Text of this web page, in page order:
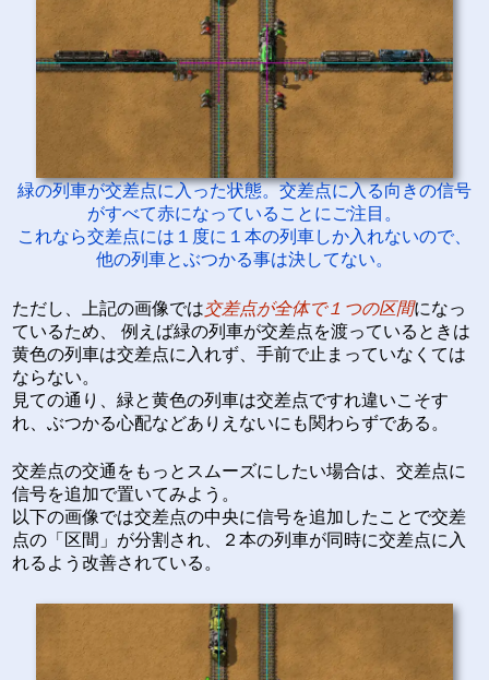
緑の列車が交差点に入った状態。交差点に入る向きの信号
がすべて赤になっていることにご注目。
これなら交差点には１度に１本の列車しか入れないので、
他の列車とぶつかる事は決してない。
ただし、上記の画像では交差点が全体で１つの区間になっ
ているため、 例えば緑の列車が交差点を渡っているときは
黄色の列車は交差点に入れず、手前で止まっていなくては
ならない。
見ての通り、緑と黄色の列車は交差点ですれ違いこそす
れ、ぶつかる心配などありえないにも関わらずである。
交差点の交通をもっとスムーズにしたい場合は、交差点に
信号を追加で置いてみよう。
以下の画像では交差点の中央に信号を追加したことで交差
点の「区間」が分割され、２本の列車が同時に交差点に入
れるよう改善されている。